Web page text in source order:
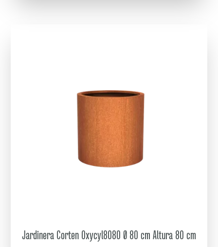
Jardinera Corten Oxycyl8080 Ø 80 cm Altura 80 cm